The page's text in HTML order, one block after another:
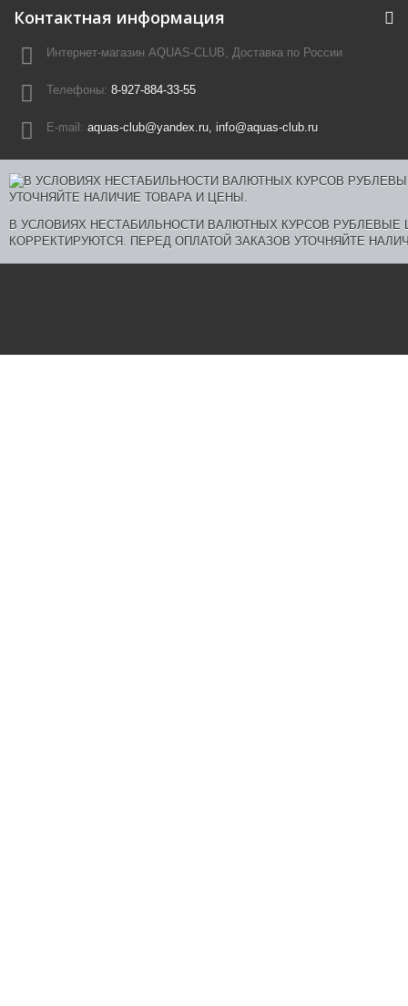
Контактная информация
Интернет-магазин AQUAS-CLUB, Доставка по России
Телефоны: 8-927-884-33-55
E-mail: aquas-club@yandex.ru, info@aquas-club.ru
В УСЛОВИЯХ НЕСТАБИЛЬНОСТИ ВАЛЮТНЫХ КУРСОВ
КОРРЕКТИРУЮТСЯ. ПЕРЕД ОПЛАТОЙ ЗАКАЗОВ УТОЧНЯЙТЕ